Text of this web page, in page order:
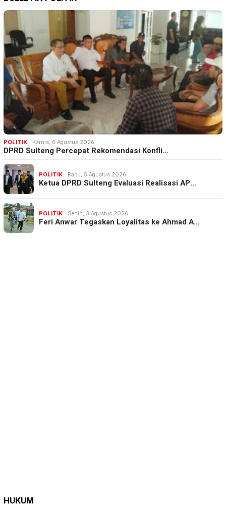
POLITIK Kamis, 6 Agustus 2026
DPRD Sulteng Percepat Rekomendasi Konfli…
POLITIK Rabu, 5 Agustus 2026
Ketua DPRD Sulteng Evaluasi Realisasi AP…
POLITIK Senin, 3 Agustus 2026
Feri Anwar Tegaskan Loyalitas ke Ahmad A…
HUKUM